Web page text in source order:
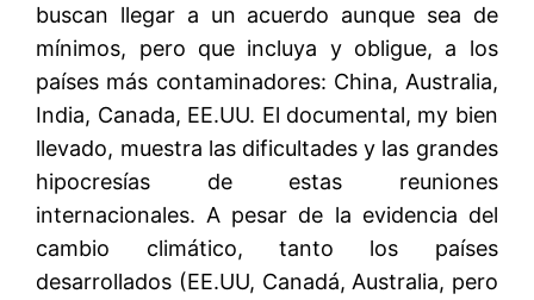
buscan llegar a un acuerdo aunque sea de
mínimos, pero que incluya y obligue, a los
países más contaminadores: China, Australia,
India, Canada, EE.UU. El documental, my bien
llevado, muestra las dificultades y las grandes
hipocresías de estas reuniones
internacionales. A pesar de la evidencia del
cambio climático, tanto los países
desarrollados (EE.UU, Canadá, Australia, pero